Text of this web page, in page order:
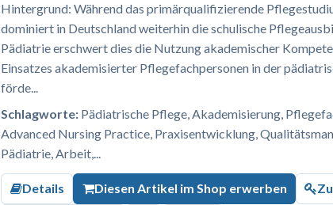
Hintergrund: Während das primärqualifizierende
dominiert in Deutschland weiterhin die schulische
Pädiatrie erschwert dies die Nutzung akademischer
Einsatzes akademisierter Pflegefachpersonen in der
förde...
Schlagworte: Pädiatrische Pflege, Akademisierung,
Advanced Nursing Practice, Praxisentwicklung,
Pädiatrie, Arbeit,...
Details Diesen Artikel im Shop erwerben